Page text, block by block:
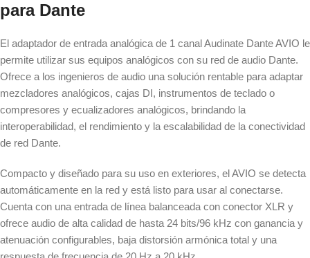
para Dante
El adaptador de entrada analógica de 1 canal Audinate Dante AVIO le
permite utilizar sus equipos analógicos con su red de audio Dante.
Ofrece a los ingenieros de audio una solución rentable para adaptar
mezcladores analógicos, cajas DI, instrumentos de teclado o
compresores y ecualizadores analógicos, brindando la
interoperabilidad, el rendimiento y la escalabilidad de la conectividad
de red Dante.
Compacto y diseñado para su uso en exteriores, el AVIO se detecta
automáticamente en la red y está listo para usar al conectarse.
Cuenta con una entrada de línea balanceada con conector XLR y
ofrece audio de alta calidad de hasta 24 bits/96 kHz con ganancia y
atenuación configurables, baja distorsión armónica total y una